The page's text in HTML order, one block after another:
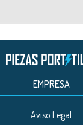
EMPRESA
Aviso Legal